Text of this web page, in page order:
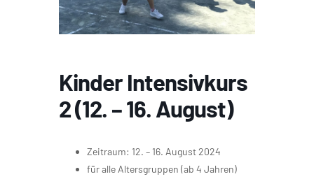
Kinder Intensivkurs
2 (12. – 16. August)
Zeitraum: 12. – 16. August 2024
für alle Altersgruppen (ab 4 Jahren)